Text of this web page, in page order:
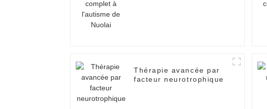
Thérapie avancée par
facteur neurotrophique